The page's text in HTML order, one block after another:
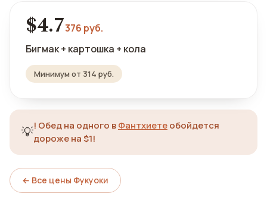
$4.7376 руб.
Бигмак + картошка + кола
Минимум от 314 руб.
💡! Обед на одного вФантхиетеобойдется
дороже на $1!
← Все цены Фукуоки